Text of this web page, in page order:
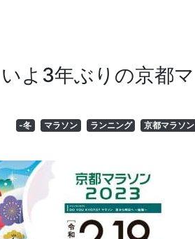
よ3年ぶりの京都マ
-冬 マラソン ランニング 京都マラソン